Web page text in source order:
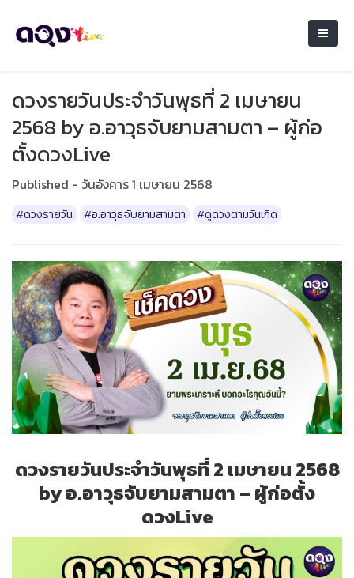
ดวงรายวันประจำวันพุธที่ 2 เมษายน
2568 by อ.อาวุธจับยามสามตา – ผู้ก่อ
ตั้งดวงLive
Published - วันอังคาร 1 เมษายน 2568
#ดวงรายวัน #อ.อาวุธจับยามสามตา #ดูดวงตามวันเกิด
ดวงรายวันประจำวันพุธที่ 2 เมษายน 2568
by อ.อาวุธจับยามสามตา – ผู้ก่อตั้ง
ดวงLive